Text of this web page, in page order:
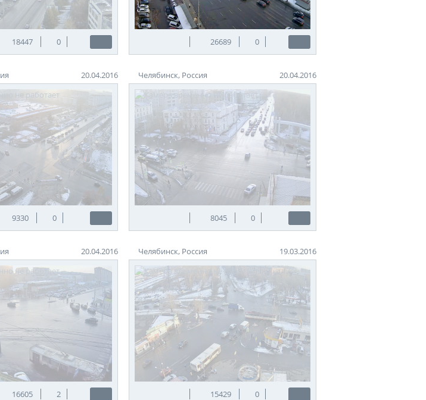
18447 0 26689 0
20.04.2016
9330 0
Челябинск, Россия 20.04.2016
8045 0
20.04.2016
16605 2
Челябинск, Россия 19.03.2016
15429 0